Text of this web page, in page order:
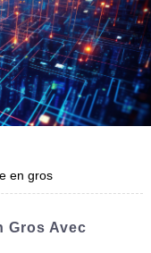
en gros
Gros Avec